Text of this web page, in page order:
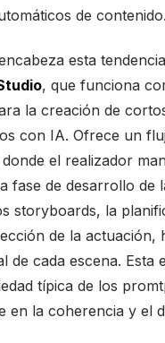
de contenido.
esta
, que funciona
la creación de
con IA. Ofrece un
el realizador
fase de desarrollo de
storyboards, la
de la actuación,
de cada escena. Esta
típica de los
en la coherencia y el